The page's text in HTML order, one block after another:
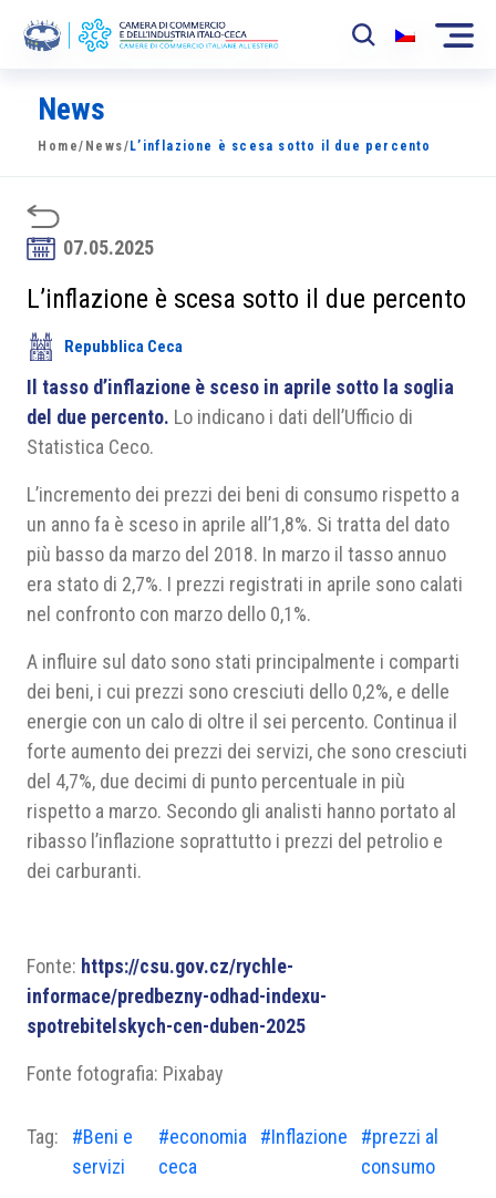
La Camera
News
Eventi
Sviluppo Mercato
Soci
Partner
Progetti
News
Home/ News/ L’inflazione è scesa sotto il due percento
07.05.2025
L’inflazione è scesa sotto il due percento
Repubblica Ceca
Il tasso d’inflazione è sceso in aprile sotto la soglia
del due percento. Lo indicano i dati dell’Ufficio di
Statistica Ceco.
L’incremento dei prezzi dei beni di consumo rispetto a
un anno fa è sceso in aprile all’1,8%. Si tratta del dato
più basso da marzo del 2018. In marzo il tasso annuo
era stato di 2,7%. I prezzi registrati in aprile sono calati
nel confronto con marzo dello 0,1%.
A influire sul dato sono stati principalmente i comparti
dei beni, i cui prezzi sono cresciuti dello 0,2%, e delle
energie con un calo di oltre il sei percento. Continua il
forte aumento dei prezzi dei servizi, che sono cresciuti
del 4,7%, due decimi di punto percentuale in più
rispetto a marzo. Secondo gli analisti hanno portato al
ribasso l’inflazione soprattutto i prezzi del petrolio e
dei carburanti.
Fonte: https://csu.gov.cz/rychle-
informace/predbezny-odhad-indexu-
spotrebitelskych-cen-duben-2025
Fonte fotografia: Pixabay
Tag:
#Beni e
servizi
#economia
ceca
#Inflazione
#prezzi al
consumo